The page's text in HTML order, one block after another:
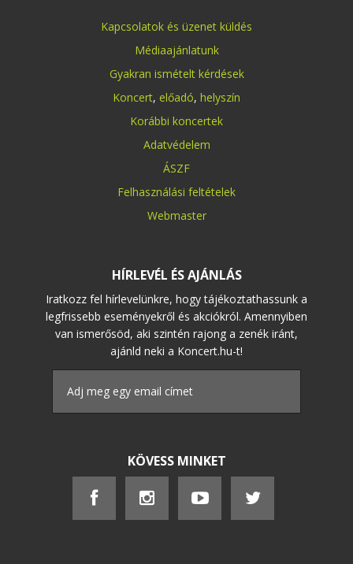
Kapcsolatok és üzenet küldés
Médiaajánlatunk
Gyakran ismételt kérdések
Koncert, előadó, helyszín
Korábbi koncertek
Adatvédelem
ÁSZF
Felhasználási feltételek
Webmaster
HÍRLEVÉL ÉS AJÁNLÁS
Iratkozz fel hírlevelünkre, hogy tájékoztathassunk a
legfrissebb eseményekről és akciókról. Amennyiben
van ismerősöd, aki szintén rajong a zenék iránt,
ajánld neki a Koncert.hu-t!
KÖVESS MINKET